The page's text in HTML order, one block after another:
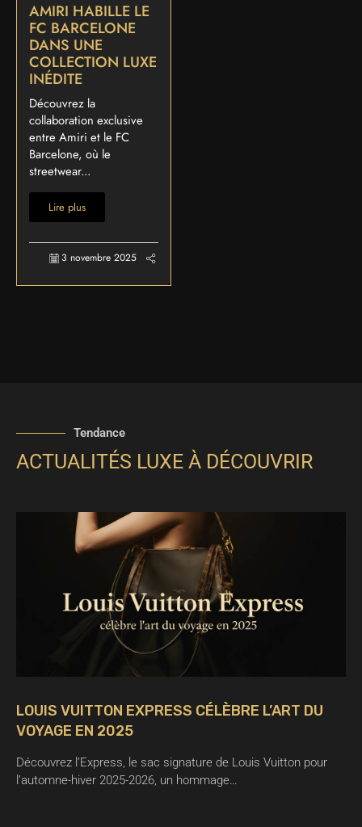
AMIRI HABILLE LE
FC BARCELONE
DANS UNE
COLLECTION LUXE
INÉDITE
Découvrez la
collaboration exclusive
entre Amiri et le FC
Barcelone, où le
streetwear...
Lire plus
3 novembre 2025
Tendance
ACTUALITÉS LUXE À DÉCOUVRIR
LOUIS VUITTON EXPRESS CÉLÈBRE L’ART DU
VOYAGE EN 2025
Découvrez l’Express, le sac signature de Louis Vuitton pour
l’automne-hiver 2025-2026, un hommage…